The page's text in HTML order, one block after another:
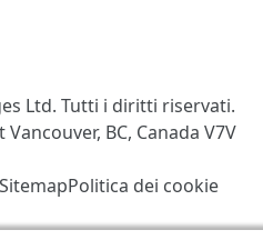
Ltd. Tutti i diritti riservati.
BC, Canada V7V
SitemapPolitica dei cookie